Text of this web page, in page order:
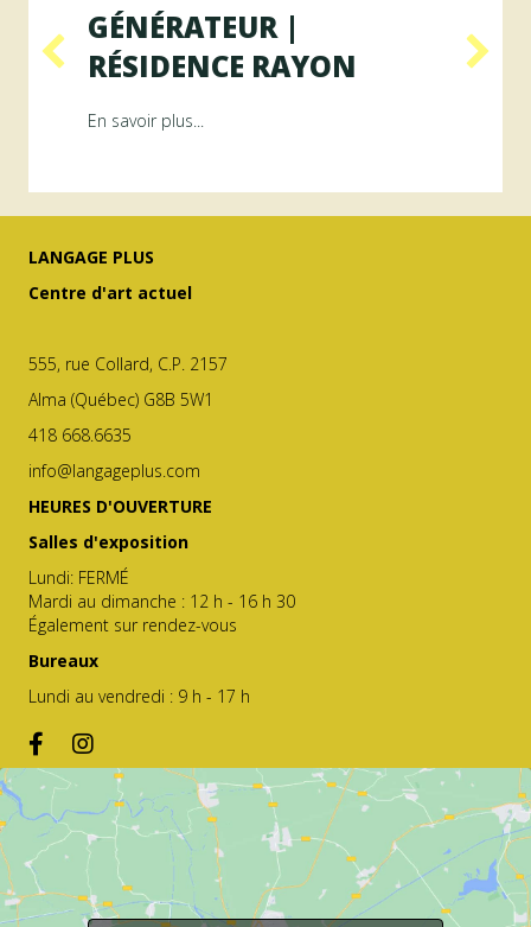
ArAMiS
GÉNÉRATEUR |
RÉSIDENCE RAYON
En savoir plus...
LANGAGE PLUS
Centre d'art actuel
555, rue Collard, C.P. 2157
Alma (Québec) G8B 5W1
418 668.6635
info@langageplus.com
HEURES D'OUVERTURE
Salles d'exposition
Lundi: FERMÉ
Mardi au dimanche : 12 h - 16 h 30
Également sur rendez-vous
Bureaux
Lundi au vendredi : 9 h - 17 h